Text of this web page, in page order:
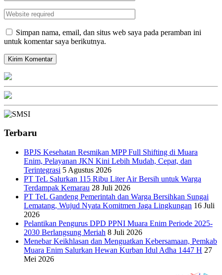
Simpan nama, email, dan situs web saya pada peramban ini
untuk komentar saya berikutnya.
Terbaru
BPJS Kesehatan Resmikan MPP Full Shifting di Muara
Enim, Pelayanan JKN Kini Lebih Mudah, Cepat, dan
Terintegrasi 5 Agustus 2026
PT TeL Salurkan 115 Ribu Liter Air Bersih untuk Warga
Terdampak Kemarau 28 Juli 2026
PT TeL Gandeng Pemerintah dan Warga Bersihkan Sungai
Lematang, Wujud Nyata Komitmen Jaga Lingkungan 16 Juli
2026
Pelantikan Pengurus DPD PPNI Muara Enim Periode 2025-
2030 Berlangsung Meriah 8 Juli 2026
Menebar Keikhlasan dan Menguatkan Kebersamaan, Pemkab
Muara Enim Salurkan Hewan Kurban Idul Adha 1447 H 27
Mei 2026